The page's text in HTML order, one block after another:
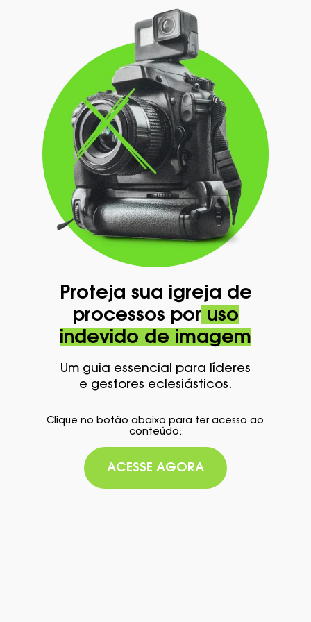
Proteja sua igreja de
processos por uso
indevido de imagem
Um guia essencial para líderes
e gestores eclesiásticos.
Clique no botão abaixo para ter acesso ao
conteúdo:
ACESSE AGORA